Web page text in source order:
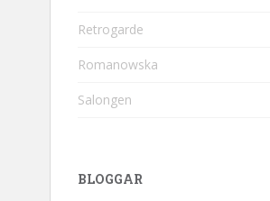
Retrogarde
Romanowska
Salongen
BLOGGAR